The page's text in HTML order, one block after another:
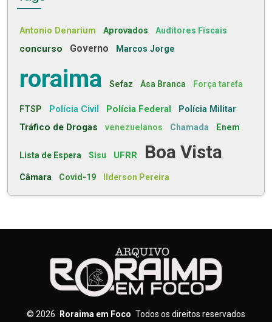
Antonio Denarium Aprovados Auditores Fiscais
concurso Governo Marcos Jorge
roraima Sefaz Asa Branca Força tarefa
FTSP Polícia Civil Polícia Federal Polícia Militar
Tráfico de Drogas venezuelanos Chamada Enem
Lista de Espera Sisu UFRR Boa Vista
Câmara Covid-19 Ilderson Pereira
© 2026 Roraima em Foco Todos os direitos reservados